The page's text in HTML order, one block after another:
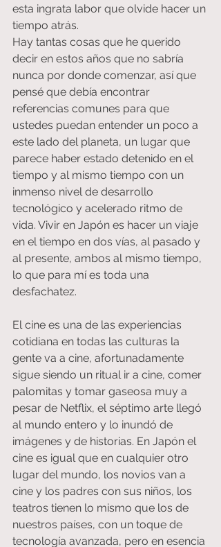
esta ingrata labor que olvide hacer un
tiempo atrás.
Hay tantas cosas que he querido
decir en estos años que no sabría
nunca por donde comenzar, así que
pensé que debía encontrar
referencias comunes para que
ustedes puedan entender un poco a
este lado del planeta, un lugar que
parece haber estado detenido en el
tiempo y al mismo tiempo con un
inmenso nivel de desarrollo
tecnológico y acelerado ritmo de
vida. Vivir en Japón es hacer un viaje
en el tiempo en dos vías, al pasado y
al presente, ambos al mismo tiempo,
lo que para mí es toda una
desfachatez.
El cine es una de las experiencias
cotidiana en todas las culturas la
gente va a cine, afortunadamente
sigue siendo un ritual ir a cine, comer
palomitas y tomar gaseosa muy a
pesar de Netflix, el séptimo arte llegó
al mundo entero y lo inundó de
imágenes y de historias. En Japón el
cine es igual que en cualquier otro
lugar del mundo, los novios van a
cine y los padres con sus niños, los
teatros tienen lo mismo que los de
nuestros países, con un toque de
tecnología avanzada, pero en esencia